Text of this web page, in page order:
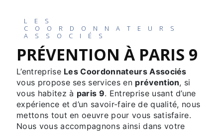
LES
COORDONNATEURS
ASSOCIÉS
PRÉVENTION À PARIS 9
L’entreprise Les Coordonnateurs Associés
vous propose ses services en prévention, si
vous habitez à paris 9. Entreprise usant d’une
expérience et d’un savoir-faire de qualité, nous
mettons tout en oeuvre pour vous satisfaire.
Nous vous accompagnons ainsi dans votre